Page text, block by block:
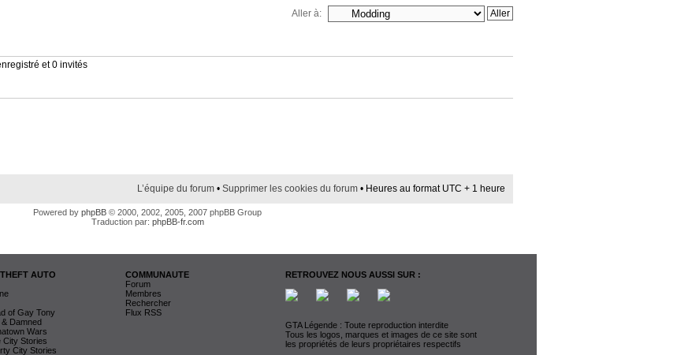
Aller à:
et 0 invités
L’équipe du forum • Supprimer les cookies du forum • Heures au format UTC + 1 heure
Powered by phpBB © 2000, 2002, 2005, 2007 phpBB Group
Traduction par: phpBB-fr.com
AUTO
of Gay Tony
Damned
Wars
City Stories
City Stories
COMMUNAUTE
Forum
Membres
Rechercher
Flux RSS
RETROUVEZ NOUS AUSSI SUR :
GTA Légende : Toute reproduction interdite
Tous les logos, marques et images de ce site sont
les propriétés de leurs propriétaires respectifs